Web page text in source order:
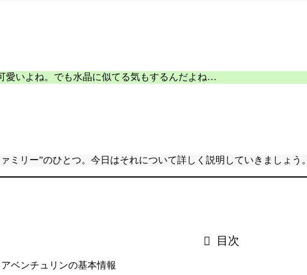
愛いよね。でも水晶に似てる気もするんだよね…
ミリー”のひとつ。今日はそれについて詳しく説明していきましょう。
目次
ベンチュリンの基本情報